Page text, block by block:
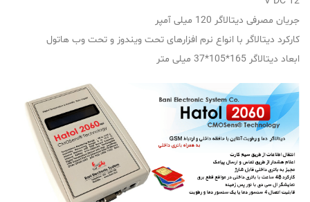
جریان مصرفی دیتالاگر 120 میلی آمپر
کارکرد دیتالاگر با انواع نرم افزارهای تحت ویندوز و تحت وب هاتول
ابعاد دیتالاگر 165*105*37 میلی متر